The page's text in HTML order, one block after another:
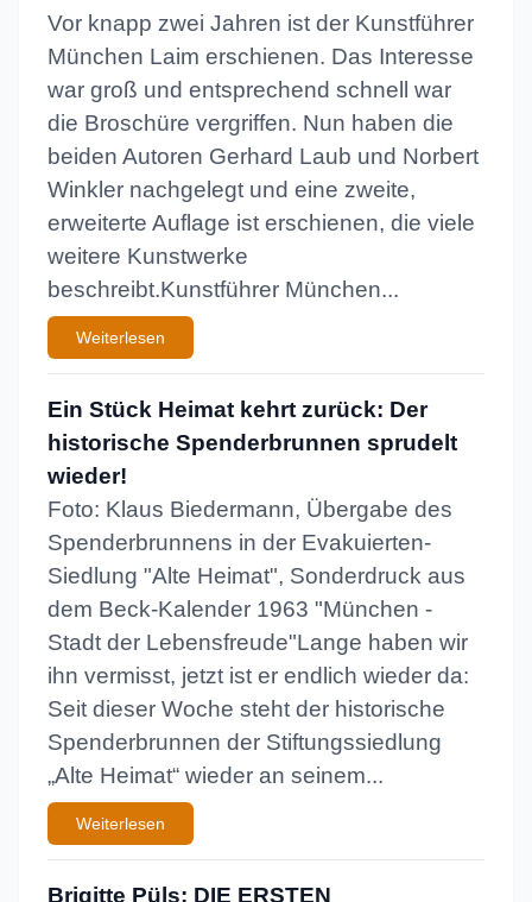
Vor knapp zwei Jahren ist der Kunstführer
München Laim erschienen. Das Interesse
war groß und entsprechend schnell war
die Broschüre vergriffen. Nun haben die
beiden Autoren Gerhard Laub und Norbert
Winkler nachgelegt und eine zweite,
erweiterte Auflage ist erschienen, die viele
weitere Kunstwerke
beschreibt.Kunstführer München...
Weiterlesen
Ein Stück Heimat kehrt zurück: Der
historische Spenderbrunnen sprudelt
wieder!
Foto: Klaus Biedermann, Übergabe des
Spenderbrunnens in der Evakuierten-
Siedlung "Alte Heimat", Sonderdruck aus
dem Beck-Kalender 1963 "München -
Stadt der Lebensfreude"Lange haben wir
ihn vermisst, jetzt ist er endlich wieder da:
Seit dieser Woche steht der historische
Spenderbrunnen der Stiftungssiedlung
„Alte Heimat“ wieder an seinem...
Weiterlesen
Brigitte Püls: DIE ERSTEN